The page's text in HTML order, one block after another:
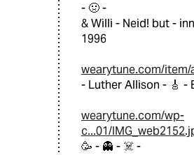
- 🤢 -
& Willi - Neid! but -
1996
wearytune.com/
- Luther Allison - 🎸 -
wearytune.com/wp-
c...01/
🥳 - 👻 - ☠️ -